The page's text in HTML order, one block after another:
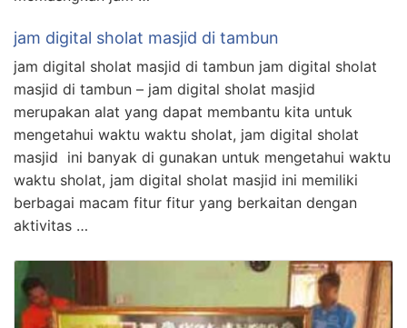
jam digital sholat masjid di tambun
jam digital sholat masjid di tambun jam digital sholat
masjid di tambun – jam digital sholat masjid
merupakan alat yang dapat membantu kita untuk
mengetahui waktu waktu sholat, jam digital sholat
masjid ini banyak di gunakan untuk mengetahui waktu
waktu sholat, jam digital sholat masjid ini memiliki
berbagai macam fitur fitur yang berkaitan dengan
aktivitas …